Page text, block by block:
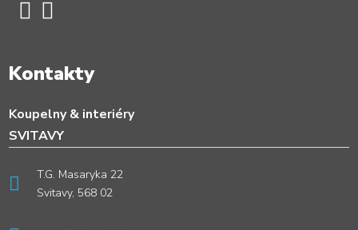
Kontakty
Koupelny & interiéry
SVITAVY
T.G. Masaryka 22
Svitavy, 568 02